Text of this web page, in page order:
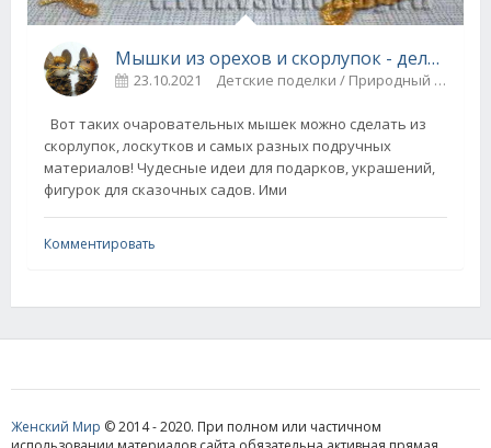
Мышки из орехов и скорлупок - делаем с детьми
23.10.2021 Детские поделки / Природный материал
Вот таких очаровательных мышек можно сделать из
скорлупок, лоскутков и самых разных подручных
материалов! Чудесные идеи для подарков, украшений,
фигурок для сказочных садов. Ими
Комментировать
Женский Мир © 2014 - 2020. При полном или частичном